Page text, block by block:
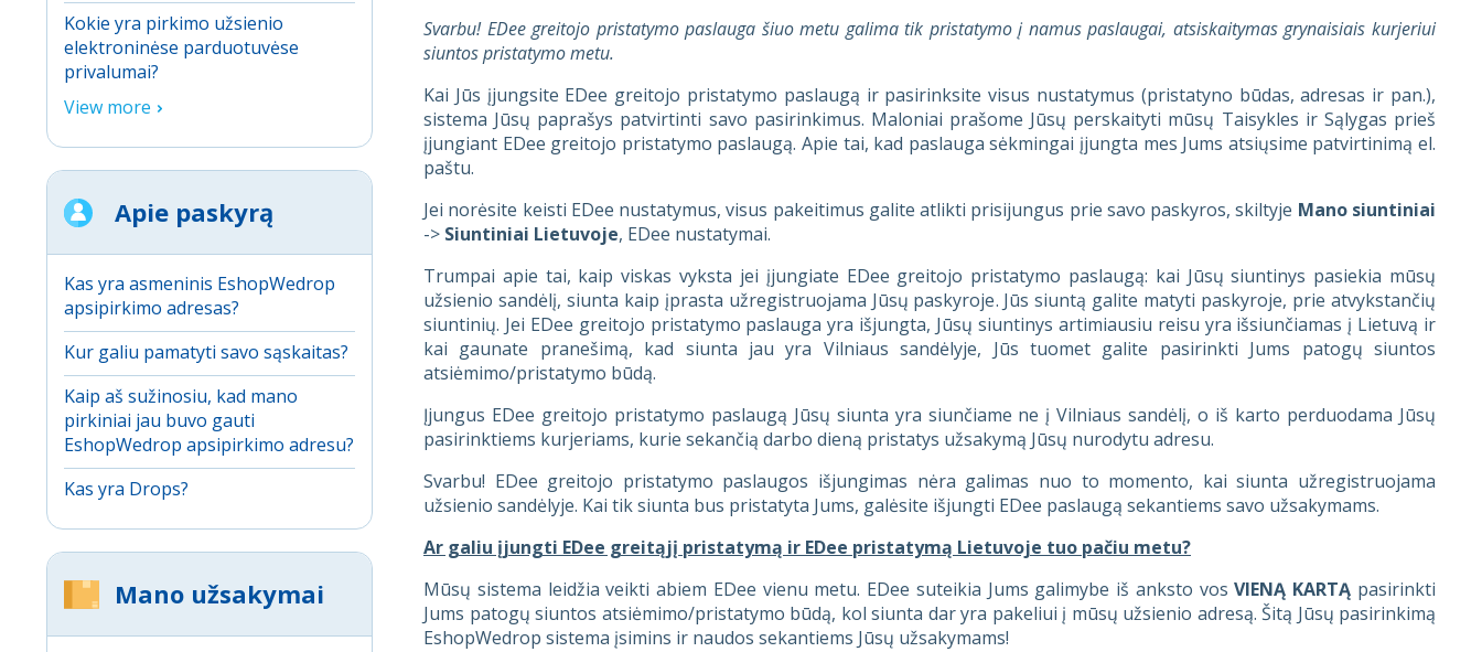
Svarbu! EDee greitojo pristatymo paslauga šiuo metu galima tik pristatymo į namus paslaugai, atsiskaitymas grynaisiais kurjeriui
siuntos pristatymo metu.
Kai Jūs įjungsite EDee greitojo pristatymo paslaugą ir pasirinksite visus nustatymus (pristatyno būdas, adresas ir pan.),
sistema Jūsų paprašys patvirtinti savo pasirinkimus. Maloniai prašome Jūsų perskaityti mūsų Taisykles ir Sąlygas prieš
įjungiant EDee greitojo pristatymo paslaugą. Apie tai, kad paslauga sėkmingai įjungta mes Jums atsiųsime patvirtinimą el.
paštu.
Jei norėsite keisti EDee nustatymus, visus pakeitimus galite atlikti prisijungus prie savo paskyros, skiltyje Mano siuntiniai
-> Siuntiniai Lietuvoje, EDee nustatymai.
Trumpai apie tai, kaip viskas vyksta jei įjungiate EDee greitojo pristatymo paslaugą: kai Jūsų siuntinys pasiekia mūsų
užsienio sandėlį, siunta kaip įprasta užregistruojama Jūsų paskyroje. Jūs siuntą galite matyti paskyroje, prie atvykstančių
siuntinių. Jei EDee greitojo pristatymo paslauga yra išjungta, Jūsų siuntinys artimiausiu reisu yra išsiunčiamas į Lietuvą ir
kai gaunate pranešimą, kad siunta jau yra Vilniaus sandėlyje, Jūs tuomet galite pasirinkti Jums patogų siuntos
atsiėmimo/pristatymo būdą.
Įjungus EDee greitojo pristatymo paslaugą Jūsų siunta yra siunčiame ne į Vilniaus sandėlį, o iš karto perduodama Jūsų
pasirinktiems kurjeriams, kurie sekančią darbo dieną pristatys užsakymą Jūsų nurodytu adresu.
Svarbu! EDee greitojo pristatymo paslaugos išjungimas nėra galimas nuo to momento, kai siunta užregistruojama
užsienio sandėlyje. Kai tik siunta bus pristatyta Jums, galėsite išjungti EDee paslaugą sekantiems savo užsakymams.
Ar galiu įjungti EDee greitąjį pristatymą ir EDee pristatymą Lietuvoje tuo pačiu metu?
Mūsų sistema leidžia veikti abiem EDee vienu metu. EDee suteikia Jums galimybe iš anksto vosVIENĄ KARTĄ pasirinkti
Jums patogų siuntos atsiėmimo/pristatymo būdą, kol siunta dar yra pakeliui į mūsų užsienio adresą. Šitą Jūsų pasirinkimą
EshopWedrop sistema įsimins ir naudos sekantiems Jūsų užsakymams!
Kokie yra pirkimo užsienio
elektroninėse parduotuvėse
privalumai?
View more
Apie paskyrą
Kas yra asmeninis EshopWedrop
apsipirkimo adresas?
Kur galiu pamatyti savo sąskaitas?
Kaip aš sužinosiu, kad mano
pirkiniai jau buvo gauti
EshopWedrop apsipirkimo adresu?
Kas yra Drops?
Mano užsakymai